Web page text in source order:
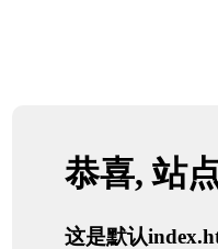
恭喜, 站
这是默认